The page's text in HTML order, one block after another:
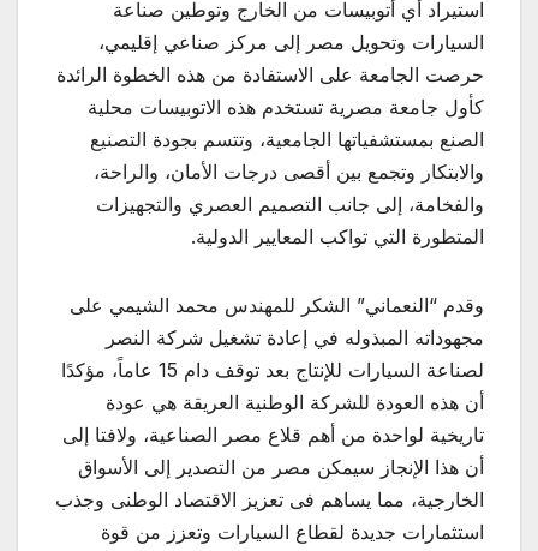
استيراد أي أتوبيسات من الخارج وتوطين صناعة
السيارات وتحويل مصر إلى مركز صناعي إقليمي،
حرصت الجامعة على الاستفادة من هذه الخطوة الرائدة
كأول جامعة مصرية تستخدم هذه الاتوبيسات محلية
الصنع بمستشفياتها الجامعية، وتتسم بجودة التصنيع
والابتكار وتجمع بين أقصى درجات الأمان، والراحة،
والفخامة، إلى جانب التصميم العصري والتجهيزات
المتطورة التي تواكب المعايير الدولية.
وقدم “النعماني” الشكر للمهندس محمد الشيمي على
مجهوداته المبذوله في إعادة تشغيل شركة النصر
لصناعة السيارات للإنتاج بعد توقف دام 15 عاماً، مؤكدًا
أن هذه العودة للشركة الوطنية العريقة هي عودة
تاريخية لواحدة من أهم قلاع مصر الصناعية، ولافتا إلى
أن هذا الإنجاز سيمكن مصر من التصدير إلى الأسواق
الخارجية، مما يساهم فى تعزيز الاقتصاد الوطنى وجذب
استثمارات جديدة لقطاع السيارات وتعزز من قوة